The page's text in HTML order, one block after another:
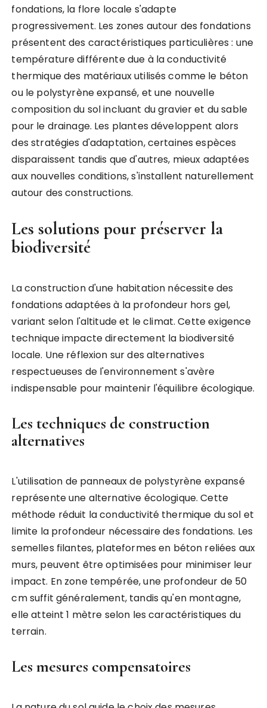
fondations, la flore locale s'adapte
progressivement. Les zones autour des fondations
présentent des caractéristiques particulières : une
température différente due à la conductivité
thermique des matériaux utilisés comme le béton
ou le polystyrène expansé, et une nouvelle
composition du sol incluant du gravier et du sable
pour le drainage. Les plantes développent alors
des stratégies d'adaptation, certaines espèces
disparaissent tandis que d'autres, mieux adaptées
aux nouvelles conditions, s'installent naturellement
autour des constructions.
Les solutions pour préserver la
biodiversité
La construction d'une habitation nécessite des
fondations adaptées à la profondeur hors gel,
variant selon l'altitude et le climat. Cette exigence
technique impacte directement la biodiversité
locale. Une réflexion sur des alternatives
respectueuses de l'environnement s'avère
indispensable pour maintenir l'équilibre écologique.
Les techniques de construction
alternatives
L'utilisation de panneaux de polystyrène expansé
représente une alternative écologique. Cette
méthode réduit la conductivité thermique du sol et
limite la profondeur nécessaire des fondations. Les
semelles filantes, plateformes en béton reliées aux
murs, peuvent être optimisées pour minimiser leur
impact. En zone tempérée, une profondeur de 50
cm suffit généralement, tandis qu'en montagne,
elle atteint 1 mètre selon les caractéristiques du
terrain.
Les mesures compensatoires